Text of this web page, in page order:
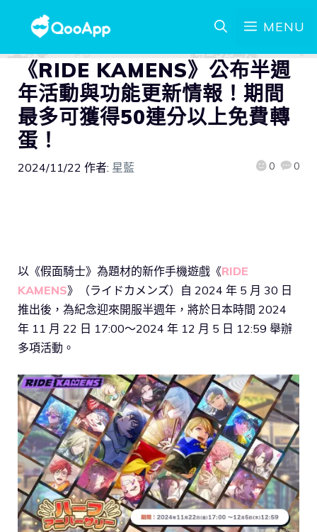
MENU
《RIDE KAMENS》公布半週
年活動與功能更新情報！期間
最多可獲得50連分以上免費轉
蛋！
2024/11/22 作者: 星藍 0 0
以《假面騎士》為題材的新作手機遊戲《RIDE
KAMENS》（ライドカメンズ）自 2024 年 5 月 30 日
推出後，為紀念迎來開服半週年，將於日本時間 2024
年 11 月 22 日 17:00～2024 年 12 月 5 日 12:59 舉辦
多項活動。